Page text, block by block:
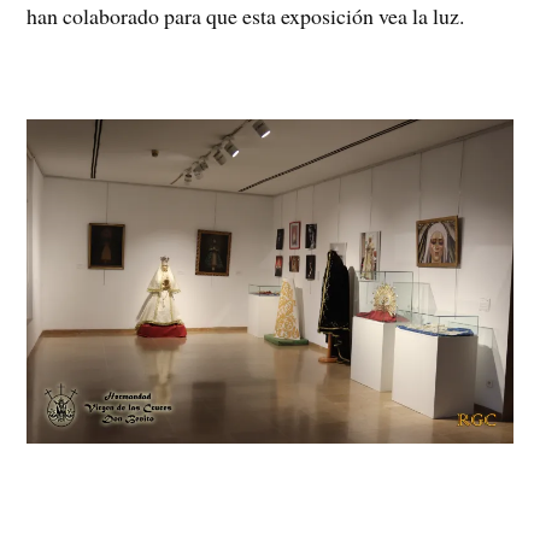
han colaborado para que esta exposición vea la luz.